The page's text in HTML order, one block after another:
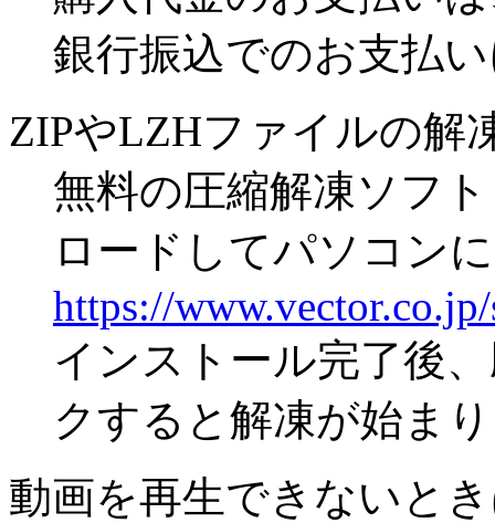
銀行振込でのお支払
ZIPやLZHファイルの解
無料の圧縮解凍ソフ
ロードしてパソコン
https://
インストール完了後
クすると解凍が始ま
動画を再生できないと